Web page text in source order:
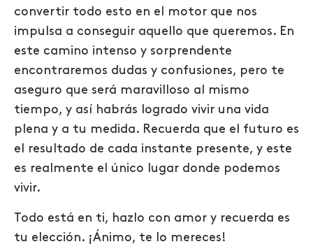
convertir todo esto en el motor que nos
impulsa a conseguir aquello que queremos. En
este camino intenso y sorprendente
encontraremos dudas y confusiones, pero te
aseguro que será maravilloso al mismo
tiempo, y así habrás logrado vivir una vida
plena y a tu medida. Recuerda que el futuro es
el resultado de cada instante presente, y este
es realmente el único lugar donde podemos
vivir.
Todo está en ti, hazlo con amor y recuerda es
tu elección. ¡Ánimo, te lo mereces!